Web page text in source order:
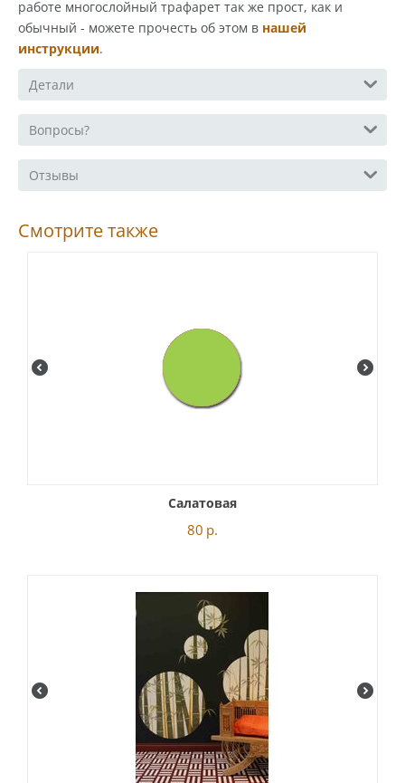
работе многослойный трафарет так же прост, как и
обычный - можете прочесть об этом в нашей
инструкции.
Детали
Вопросы?
Отзывы
Смотрите также
Салатовая
80 р.